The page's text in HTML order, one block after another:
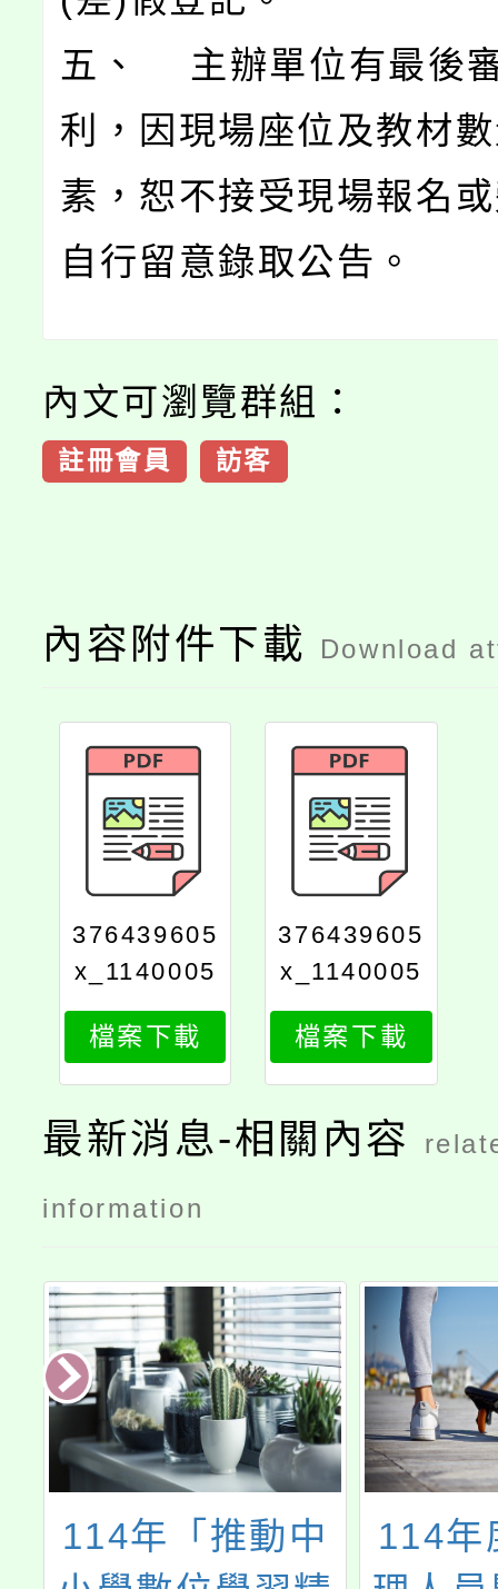
五、 主辦單位有最後
利，因現場座位及教材
素，恕不接受現場報名
自行留意錄取公告。
內文可瀏覽群組：
註冊會員 訪客
內容附件下載 Download
376439605
x_1140005
196_attach
2
檔案下載
376439605
x_1140005
196_attach
1
檔案下載
最新消息-相關內容
information
114年「推動中
114年